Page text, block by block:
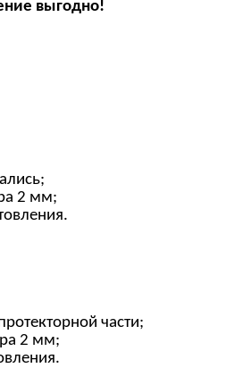
выгодно!
2 мм;
части;
2 мм;